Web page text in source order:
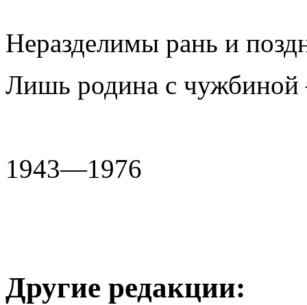
Неразделимы рань и
Лишь родина с
1943—1976
Другие редакции: